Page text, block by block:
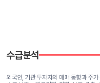
수급분석
외국인, 기관 투자자의 매매 동향과 주